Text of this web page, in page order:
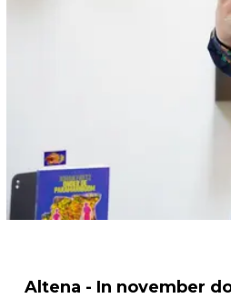
Altena - In november